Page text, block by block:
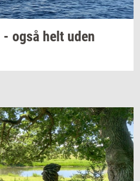
- også helt uden